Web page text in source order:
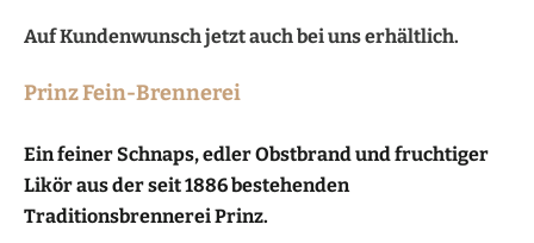
Auf Kundenwunsch jetzt auch bei uns erhältlich.
Prinz Fein-Brennerei
Ein feiner Schnaps, edler Obstbrand und fruchtiger
Likör aus der seit 1886 bestehenden
Traditionsbrennerei Prinz.